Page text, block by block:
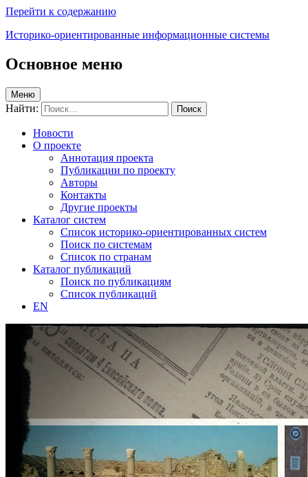
Перейти к содержанию
Историко-ориентированные информационные системы
Основное меню
Меню
Найти:
Новости
О проекте
Аннотация проекта
Публикации по проекту
Авторы
Контакты
Другие проекты
Каталог систем
Список историко-ориентированных систем
Поиск по системам
Список по странам
Каталог публикаций
Поиск по публикациям
Список публикаций
EN